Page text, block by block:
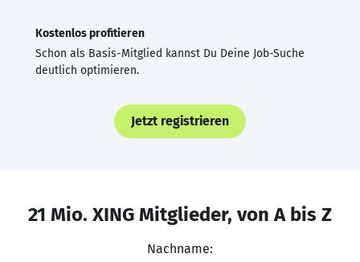
Kostenlos profitieren
Schon als Basis-Mitglied kannst Du Deine Job-Suche
deutlich optimieren.
Jetzt registrieren
21 Mio. XING Mitglieder, von A bis Z
Nachname: